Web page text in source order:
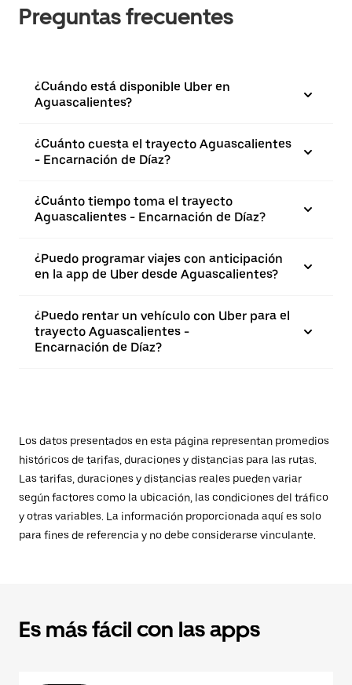
Preguntas frecuentes
¿Cuándo está disponible Uber en
Aguascalientes?
¿Cuánto cuesta el trayecto Aguascalientes
- Encarnación de Díaz?
¿Cuánto tiempo toma el trayecto
Aguascalientes - Encarnación de Díaz?
¿Puedo programar viajes con anticipación
en la app de Uber desde Aguascalientes?
¿Puedo rentar un vehículo con Uber para el
trayecto Aguascalientes -
Encarnación de Díaz?
Los datos presentados en esta página representan promedios
históricos de tarifas, duraciones y distancias para las rutas.
Las tarifas, duraciones y distancias reales pueden variar
según factores como la ubicación, las condiciones del tráfico
y otras variables. La información proporcionada aquí es solo
para fines de referencia y no debe considerarse vinculante.
Es más fácil con las apps